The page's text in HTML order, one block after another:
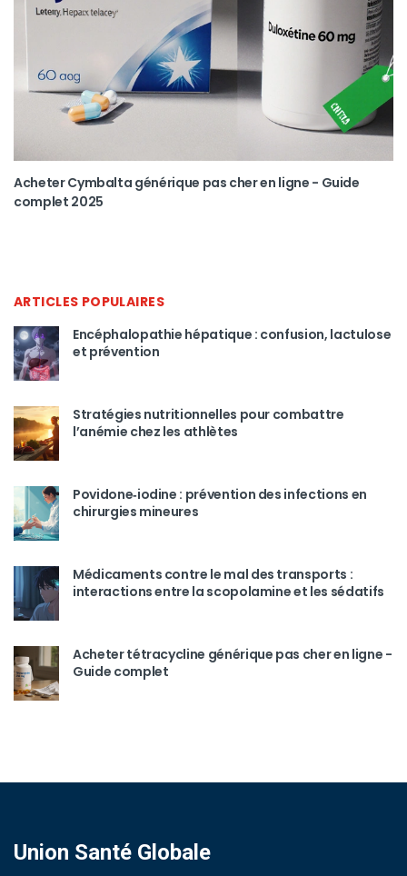
Acheter Cymbalta générique pas cher en ligne - Guide
complet 2025
ARTICLES POPULAIRES
Encéphalopathie hépatique : confusion, lactulose
et prévention
Stratégies nutritionnelles pour combattre
l’anémie chez les athlètes
Povidone‑iodine : prévention des infections en
chirurgies mineures
Médicaments contre le mal des transports :
interactions entre la scopolamine et les sédatifs
Acheter tétracycline générique pas cher en ligne -
Guide complet
Union Santé Globale